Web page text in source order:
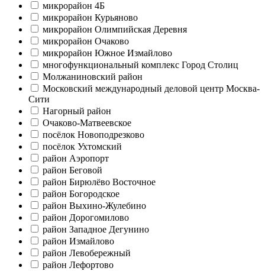
микрорайон 4Б
микрорайон Курьяново
микрорайон Олимпийская Деревня
микрорайон Очаково
микрорайон Южное Измайлово
многофункциональный комплекс Город Столиц
Молжаниновский район
Московский международный деловой центр Москва-
Сити
Нагорный район
Очаково-Матвеевское
посёлок Новоподрезково
посёлок Ухтомский
район Аэропорт
район Беговой
район Бирюлёво Восточное
район Богородское
район Выхино-Жулебино
район Дорогомилово
район Западное Дегунино
район Измайлово
район Левобережный
район Лефортово